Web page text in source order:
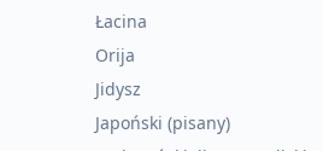
Łacina
Orija
Jidysz
Japoński (pisany)